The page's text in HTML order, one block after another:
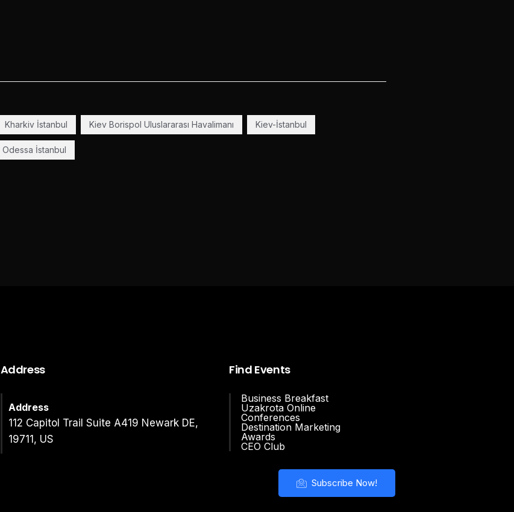
Kharkiv İstanbul Kiev Borispol Uluslararası Havalimanı Kiev-İstanbul
Odessa İstanbul
Address
Address
112 Capitol Trail Suite A419 Newark DE,
19711, US
Find Events
Business Breakfast
Uzakrota Online
Conferences
Destination Marketing
Awards
CEO Club
Subscribe Now!